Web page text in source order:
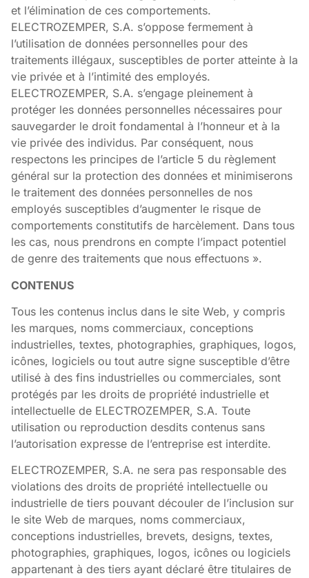
et l’élimination de ces comportements.
ELECTROZEMPER, S.A. s’oppose fermement à
l’utilisation de données personnelles pour des
traitements illégaux, susceptibles de porter atteinte à la
vie privée et à l’intimité des employés.
ELECTROZEMPER, S.A. s’engage pleinement à
protéger les données personnelles nécessaires pour
sauvegarder le droit fondamental à l’honneur et à la
vie privée des individus. Par conséquent, nous
respectons les principes de l’article 5 du règlement
général sur la protection des données et minimiserons
le traitement des données personnelles de nos
employés susceptibles d’augmenter le risque de
comportements constitutifs de harcèlement. Dans tous
les cas, nous prendrons en compte l’impact potentiel
de genre des traitements que nous effectuons ».
CONTENUS
Tous les contenus inclus dans le site Web, y compris
les marques, noms commerciaux, conceptions
industrielles, textes, photographies, graphiques, logos,
icônes, logiciels ou tout autre signe susceptible d’être
utilisé à des fins industrielles ou commerciales, sont
protégés par les droits de propriété industrielle et
intellectuelle de ELECTROZEMPER, S.A. Toute
utilisation ou reproduction desdits contenus sans
l’autorisation expresse de l’entreprise est interdite.
ELECTROZEMPER, S.A. ne sera pas responsable des
violations des droits de propriété intellectuelle ou
industrielle de tiers pouvant découler de l’inclusion sur
le site Web de marques, noms commerciaux,
conceptions industrielles, brevets, designs, textes,
photographies, graphiques, logos, icônes ou logiciels
appartenant à des tiers ayant déclaré être titulaires de